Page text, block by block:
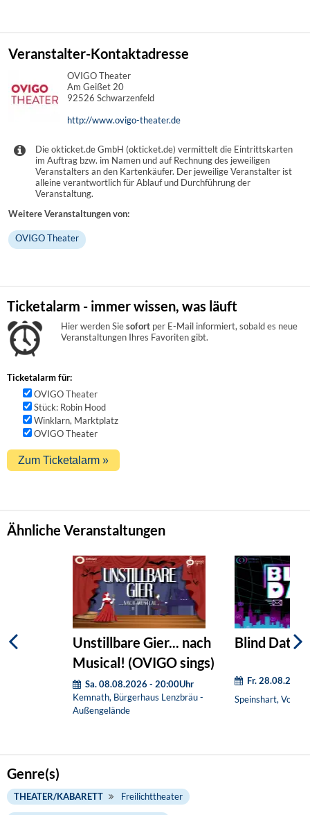
Veranstalter-Kontaktadresse
OVIGO Theater
Am Geißet 20
92526 Schwarzenfeld
http://www.ovigo-theater.de
Die okticket.de GmbH (okticket.de) vermittelt die Eintrittskarten
im Auftrag bzw. im Namen und auf Rechnung des jeweiligen
Veranstalters an den Kartenkäufer. Der jeweilige Veranstalter ist
alleine verantwortlich für Ablauf und Durchführung der
Veranstaltung.
Weitere Veranstaltungen von:
OVIGO Theater
Ticketalarm - immer wissen, was läuft
Hier werden Siesofort per E-Mail informiert, sobald es neue
Veranstaltungen Ihres Favoriten gibt.
Ticketalarm für:
OVIGO Theater
Stück: Robin Hood
Winklarn, Marktplatz
OVIGO Theater
Ähnliche Veranstaltungen
Unstillbare Gier... nach
Musical! (OVIGO sings)
Sa. 08.08.2026 - 20:00Uhr
Kemnath, Bürgerhaus Lenzbräu -
Außengelände
Blind Date
Fr.
Speinshart,
Genre(s)
THEATER/KABARETT Freilichttheater